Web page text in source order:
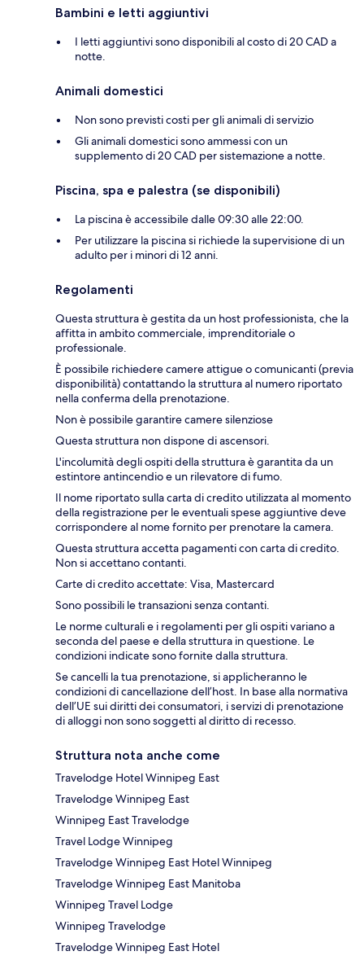
Bambini e letti aggiuntivi
I letti aggiuntivi sono disponibili al costo di 20 CAD a
notte.
Animali domestici
Non sono previsti costi per gli animali di servizio
Gli animali domestici sono ammessi con un
supplemento di 20 CAD per sistemazione a notte.
Piscina, spa e palestra (se disponibili)
La piscina è accessibile dalle 09:30 alle 22:00.
Per utilizzare la piscina si richiede la supervisione di un
adulto per i minori di 12 anni.
Regolamenti
Questa struttura è gestita da un host professionista, che la
affitta in ambito commerciale, imprenditoriale o
professionale.
È possibile richiedere camere attigue o comunicanti (previa
disponibilità) contattando la struttura al numero riportato
nella conferma della prenotazione.
Non è possibile garantire camere silenziose
Questa struttura non dispone di ascensori.
L'incolumità degli ospiti della struttura è garantita da un
estintore antincendio e un rilevatore di fumo.
Il nome riportato sulla carta di credito utilizzata al momento
della registrazione per le eventuali spese aggiuntive deve
corrispondere al nome fornito per prenotare la camera.
Questa struttura accetta pagamenti con carta di credito.
Non si accettano contanti.
Carte di credito accettate: Visa, Mastercard
Sono possibili le transazioni senza contanti.
Le norme culturali e i regolamenti per gli ospiti variano a
seconda del paese e della struttura in questione. Le
condizioni indicate sono fornite dalla struttura.
Se cancelli la tua prenotazione, si applicheranno le
condizioni di cancellazione dell’host. In base alla normativa
dell’UE sui diritti dei consumatori, i servizi di prenotazione
di alloggi non sono soggetti al diritto di recesso.
Struttura nota anche come
Travelodge Hotel Winnipeg East
Travelodge Winnipeg East
Winnipeg East Travelodge
Travel Lodge Winnipeg
Travelodge Winnipeg East Hotel Winnipeg
Travelodge Winnipeg East Manitoba
Winnipeg Travel Lodge
Winnipeg Travelodge
Travelodge Winnipeg East Hotel